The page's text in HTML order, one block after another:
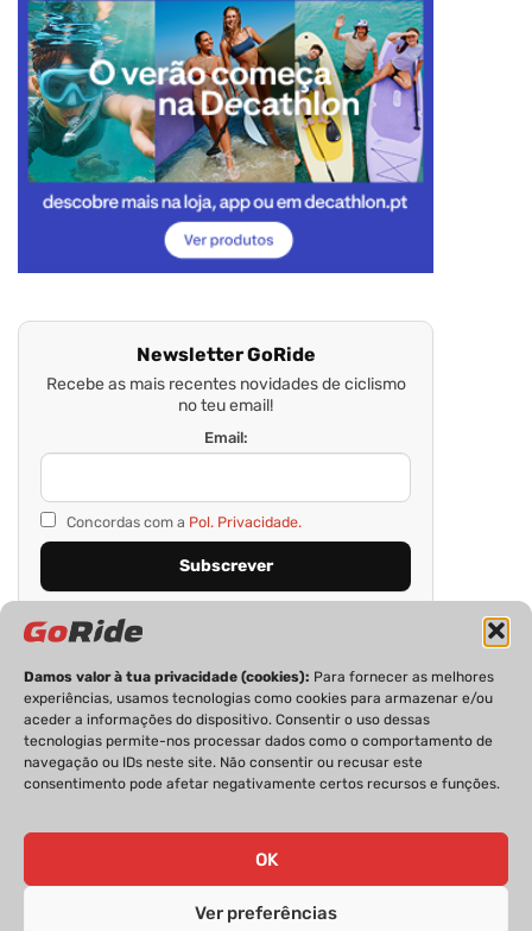
Damos valor à tua privacidade (cookies): Para fornecer as melhores
experiências, usamos tecnologias como cookies para armazenar e/ou
aceder a informações do dispositivo. Consentir o uso dessas
tecnologias permite-nos processar dados como o comportamento de
navegação ou IDs neste site. Não consentir ou recusar este
consentimento pode afetar negativamente certos recursos e funções.
OK
Ver preferências
Newsletter GoRide
Recebe as mais recentes novidades de ciclismo
no teu email!
Email:
Concordas com a Pol. Privacidade.
PRIVACIDADE FICHA TÉCNICA
ESTATUTO EDITORIAL